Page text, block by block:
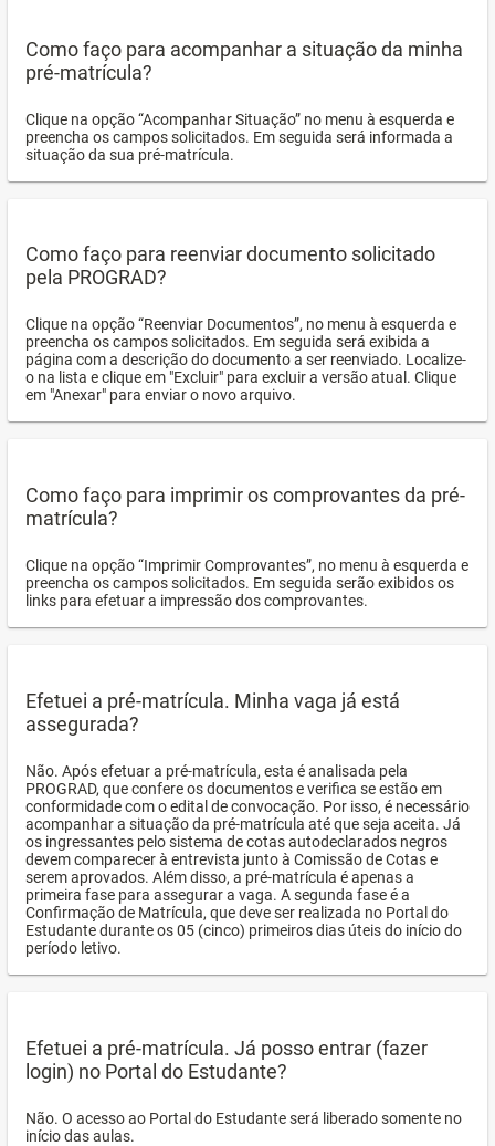
Como faço para acompanhar a situação da minha
pré-matrícula?
Clique na opção “Acompanhar Situação” no menu à esquerda e
preencha os campos solicitados. Em seguida será informada a
situação da sua pré-matrícula.
Como faço para reenviar documento solicitado
pela PROGRAD?
Clique na opção “Reenviar Documentos”, no menu à esquerda e
preencha os campos solicitados. Em seguida será exibida a
página com a descrição do documento a ser reenviado. Localize-
o na lista e clique em "Excluir" para excluir a versão atual. Clique
em "Anexar" para enviar o novo arquivo.
Como faço para imprimir os comprovantes da pré-
matrícula?
Clique na opção “Imprimir Comprovantes”, no menu à esquerda e
preencha os campos solicitados. Em seguida serão exibidos os
links para efetuar a impressão dos comprovantes.
Efetuei a pré-matrícula. Minha vaga já está
assegurada?
Não. Após efetuar a pré-matrícula, esta é analisada pela
PROGRAD, que confere os documentos e verifica se estão em
conformidade com o edital de convocação. Por isso, é necessário
acompanhar a situação da pré-matrícula até que seja aceita. Já
os ingressantes pelo sistema de cotas autodeclarados negros
devem comparecer à entrevista junto à Comissão de Cotas e
serem aprovados. Além disso, a pré-matrícula é apenas a
primeira fase para assegurar a vaga. A segunda fase é a
Confirmação de Matrícula, que deve ser realizada no Portal do
Estudante durante os 05 (cinco) primeiros dias úteis do início do
período letivo.
Efetuei a pré-matrícula. Já posso entrar (fazer
login) no Portal do Estudante?
Não. O acesso ao Portal do Estudante será liberado somente no
início das aulas.